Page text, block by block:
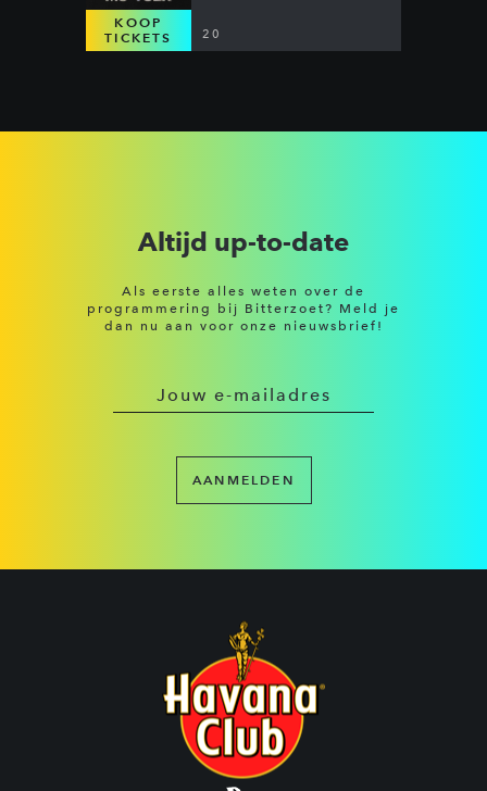
KOOP
TICKETS
20
Altijd up-to-date
Als eerste alles weten over de
programmering bij Bitterzoet? Meld je
dan nu aan voor onze nieuwsbrief!
AANMELDEN